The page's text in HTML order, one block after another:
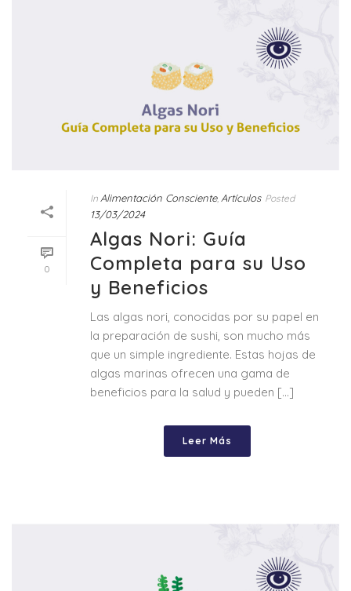
0
In Alimentación Consciente, Artículos Posted
13/03/2024
Algas Nori: Guía
Completa para su Uso
y Beneficios
Las algas nori, conocidas por su papel en
la preparación de sushi, son mucho más
que un simple ingrediente. Estas hojas de
algas marinas ofrecen una gama de
beneficios para la salud y pueden [...]
Leer Más